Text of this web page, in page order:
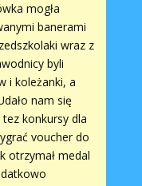
mogła
banerami
wraz z
byli
i koleżanki, a
nam się
tez konkursy dla
voucher do
otrzymał medal